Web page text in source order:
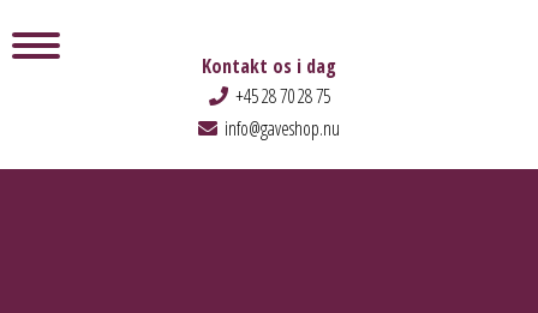
Kontakt os i dag
+45 28 70 28 75
info@gaveshop.nu